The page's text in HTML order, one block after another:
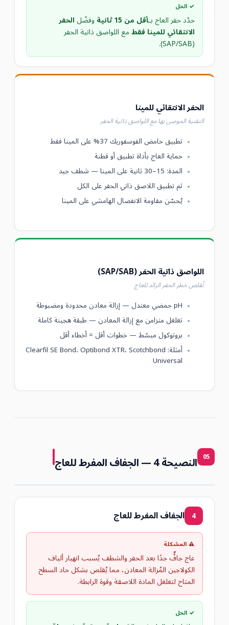
✓ الحل
حدّد حفر العاج بـأقل من 15 ثانية وفضّل الحفر
الانتقائي للمينا فقطمع اللواصق ذاتية الحفر
(SAP/SAB).
الحفر الانتقائي للمينا
التقنية الموصى بها مع اللواصق ذاتية الحفر
تطبيق حامض الفوسفوريك 37% على المينا فقط
حماية العاج بأداة تطبيق أو قطنة
المدة: 15–30 ثانية على المينا — شطف جيد
ثم تطبيق اللاصق ذاتي الحفر على الكل
يُحسّن مقاومة الانفصال الهامشي على المينا
اللواصق ذاتية الحفر (SAP/SAB)
تُقلص خطر الحفر الزائد للعاج
pH حمضي معتدل — إزالة معادن محدودة ومضبوطة
تغلغل متزامن مع إزالة المعادن — طبقة هجينة كاملة
بروتوكول مبسّط — خطوات أقل = أخطاء أقل
أمثلة: Clearfil SE Bond، Optibond XTR، Scotchbond
Universal
05 النصيحة 4 — الجفاف المفرط للعاج
4 الجفاف المفرط للعاج
⚠ المشكلة
عاج جافٌّ جدًا بعد الحفر والشطف يُسبب انهيار ألياف
الكولاجين المُزالة المعادن، مما يُقلص بشكل حاد السطح
المتاح لتغلغل المادة اللاصقة وقوة الرابطة.
✓ الحل